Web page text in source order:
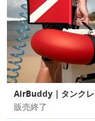
販売終了